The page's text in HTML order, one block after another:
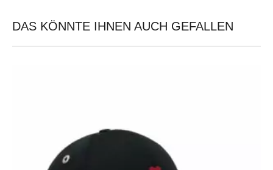
DAS KÖNNTE IHNEN AUCH GEFALLEN